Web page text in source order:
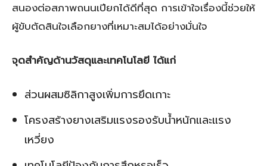
สนองต่อสภาพถนนเปียกได้ดีที่สุด การเข้าใจเรื่องนี้ช่วยให้
ผู้ขับตัดสินใจเลือกยางที่เหมาะสมได้อย่างมั่นใจ
จุดสำคัญด้านวัสดุและเทคโนโลยี ได้แก่
ส่วนผสมซิลิกาสูงเพิ่มการยึดเกาะ
โครงสร้างยางเสริมแรงรองรับน้ำหนักและแรง
เหวี่ยง